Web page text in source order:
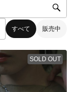
すべて 販売中
SOLD OUT